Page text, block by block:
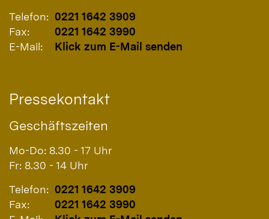
Telefon: 0221 1642 3909
Fax:
0221 1642 3990
E-Mail:
Klick zum E-Mail senden
Pressekontakt
Geschäftszeiten
Mo-Do: 8.30 - 17 Uhr
Fr: 8.30 - 14 Uhr
Telefon: 0221 1642 3909
Fax:
0221 1642 3990